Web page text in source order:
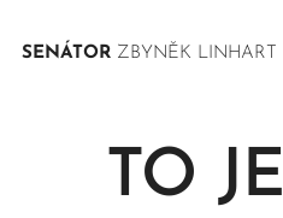
SENÁTOR ZBYNĚK LINHART
TO